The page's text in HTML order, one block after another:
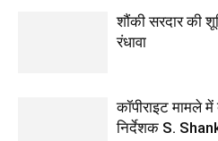
शौंकी सरदार की
रंधावा
कॉपीराइट मामले
निर्देशक S.